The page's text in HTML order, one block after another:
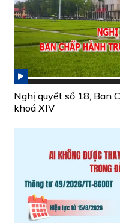
Nghị quyết số 18, Ban
khoá XIV